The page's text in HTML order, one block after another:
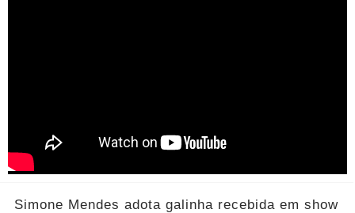
Simone Mendes adota galinha recebida em show